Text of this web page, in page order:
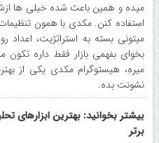
میده و همین باعث شده خیلی ها
میتونی بسته به استراتژیت،
بخوای بفهمی بازار فقط داره تکون
میره، هیستوگرام مکدی یکی از
نشونت بده.
برتر